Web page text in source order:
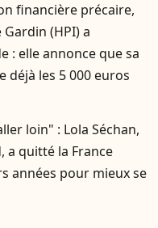
financière précaire,
(HPI) a
: elle annonce que sa
déjà les 5 000 euros
loin" : Lola Séchan,
a quitté la France
années pour mieux se